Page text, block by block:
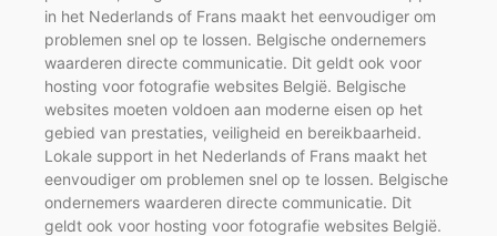
in het Nederlands of Frans maakt het eenvoudiger om
problemen snel op te lossen. Belgische ondernemers
waarderen directe communicatie. Dit geldt ook voor
hosting voor fotografie websites België. Belgische
websites moeten voldoen aan moderne eisen op het
gebied van prestaties, veiligheid en bereikbaarheid.
Lokale support in het Nederlands of Frans maakt het
eenvoudiger om problemen snel op te lossen. Belgische
ondernemers waarderen directe communicatie. Dit
geldt ook voor hosting voor fotografie websites België.